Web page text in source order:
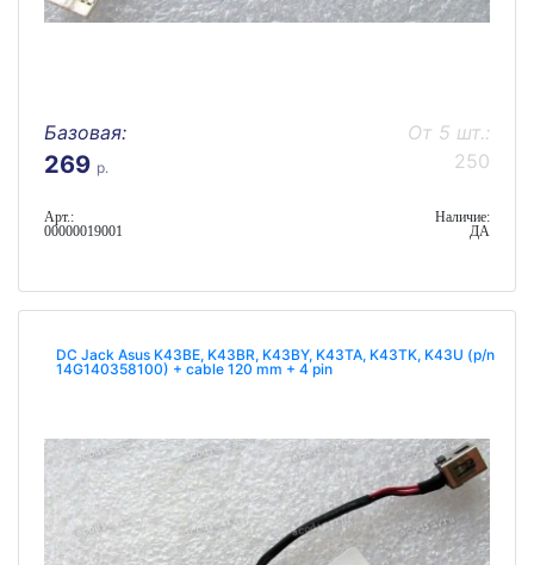
Базовая:
269 р.
От 5 шт.:
250
Арт.:
00000019001
Наличие:
ДА
DC Jack Asus K43BE, K43BR, K43BY, K43TA, K43TK, K43U (p/n
14G140358100) + cable 120 mm + 4 pin